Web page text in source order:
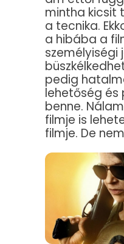
mintha kicsit
a tecnika.
a hibába a
személyiségi
pedig
lehetőség és
benne.
filmje is
filmje. De